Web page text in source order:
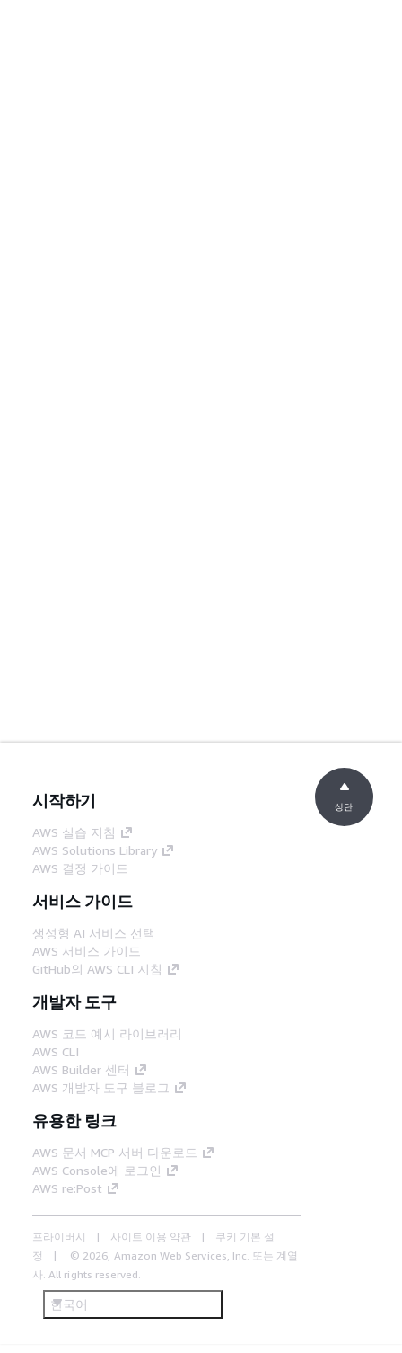
시작하기
AWS 실습 지침
AWS Solutions Library
AWS 결정 가이드
서비스 가이드
생성형 AI 서비스 선택
AWS 서비스 가이드
GitHub의 AWS CLI 지침
개발자 도구
AWS 코드 예시 라이브러리
AWS CLI
AWS Builder 센터
AWS 개발자 도구 블로그
유용한 링크
AWS 문서 MCP 서버 다운로드
AWS Console에 로그인
AWS re:Post
프라이버시 사이트 이용 약관
쿠키 기본 설
정
© 2026, Amazon Web Services, Inc. 또는 계열
사. All rights reserved.
한국어
상단